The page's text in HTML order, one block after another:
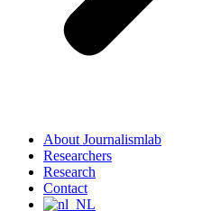
About Journalismlab
Researchers
Research
Contact